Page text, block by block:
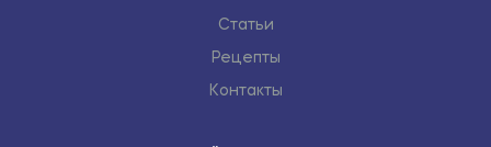
Статьи
Рецепты
Контакты